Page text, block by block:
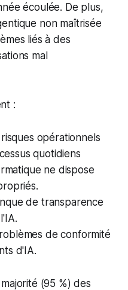
écoulée. De plus,
non maîtrisée
liés à des
mal
:
opérationnels
quotidiens
ne dispose
de transparence
de conformité
d'IA.
(95 %) des